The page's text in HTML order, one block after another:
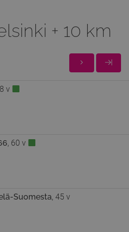
+ 10 km
v
, 60 v
Suomesta, 45 v